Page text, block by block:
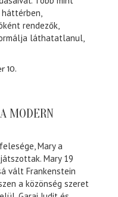
rendezők,
láthatatlanul,
10.
MODERN
Mary a
Mary 19
vált Frankenstein
a közönség szeret